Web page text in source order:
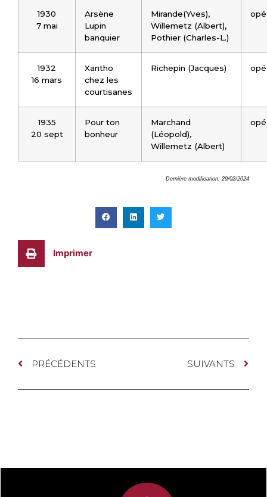
1930
7 mai
Arsène
Lupin
banquier
Mirande(Yves),
Willemetz (Albert),
Pothier (Charles-L.)
1932
16 mars
Xantho
chez les
courtisanes
Richepin (Jacques) opé
1935
20 sept
Pour ton
bonheur
Marchand
(Léopold),
Willemetz (Albert)
Dernière modification: 29/02/2024
Imprimer
PRÉCÉDENTS SUIVANTS